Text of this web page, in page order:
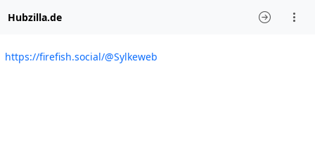
Hubzilla.de
https://firefish.social/@Sylkeweb